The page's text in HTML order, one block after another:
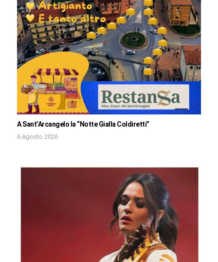
A Sant’Arcangelo la “Notte Gialla Coldiretti”
6 Agosto 2026